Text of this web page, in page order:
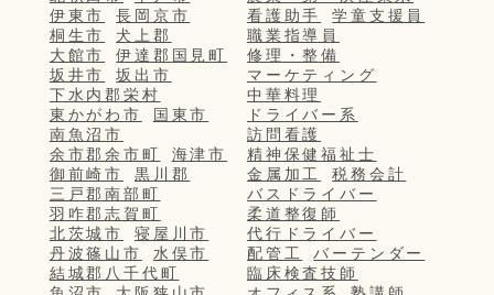
伊東市
長岡京市
桐生市
犬上郡
大館市
伊達郡国見町
坂井市
坂出市
下水内郡栄村
東かがわ市
国東市
南魚沼市
余市郡余市町
海津市
御前崎市
黒川郡
三戸郡南部町
羽咋郡志賀町
北茨城市
寝屋川市
丹波篠山市
水俣市
結城郡八千代町
看護助手
学童支援員
職業指導員
修理・整備
マーケティング
中華料理
ドライバー系
訪問看護
精神保健福祉士
金属加工
税務会計
バスドライバー
柔道整復師
代行ドライバー
配管工
バーテンダー
臨床検査技師